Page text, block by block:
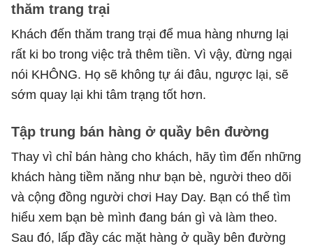
thăm trang trại
Khách đến thăm trang trại để mua hàng nhưng lại
rất ki bo trong việc trả thêm tiền. Vì vậy, đừng ngại
nói KHÔNG. Họ sẽ không tự ái đâu, ngược lại, sẽ
sớm quay lại khi tâm trạng tốt hơn.
Tập trung bán hàng ở quầy bên đường
Thay vì chỉ bán hàng cho khách, hãy tìm đến những
khách hàng tiềm năng như bạn bè, người theo dõi
và cộng đồng người chơi Hay Day. Bạn có thể tìm
hiểu xem bạn bè mình đang bán gì và làm theo.
Sau đó, lấp đầy các mặt hàng ở quầy bên đường